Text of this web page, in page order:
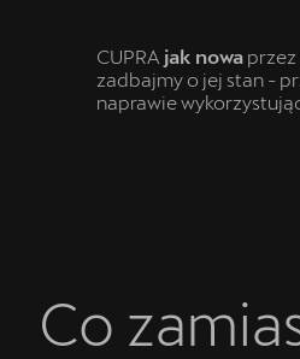
CUPRA jak nowa przez
zadbajmy o jej stan -
naprawie
Co